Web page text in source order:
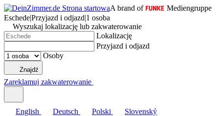
A brand of
Mediengruppe
Eschede|Przyjazd i odjazd|1 osoba
Wyszukaj lokalizację lub zakwaterowanie
Lokalizację
Przyjazd i odjazd
Osoby
Znajdź
Zareklamuj zakwaterowanie
English Deutsch Polski Slovenský